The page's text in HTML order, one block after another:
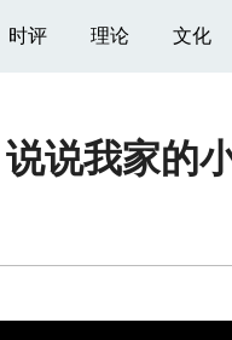
时评 理论 文化
说说我家